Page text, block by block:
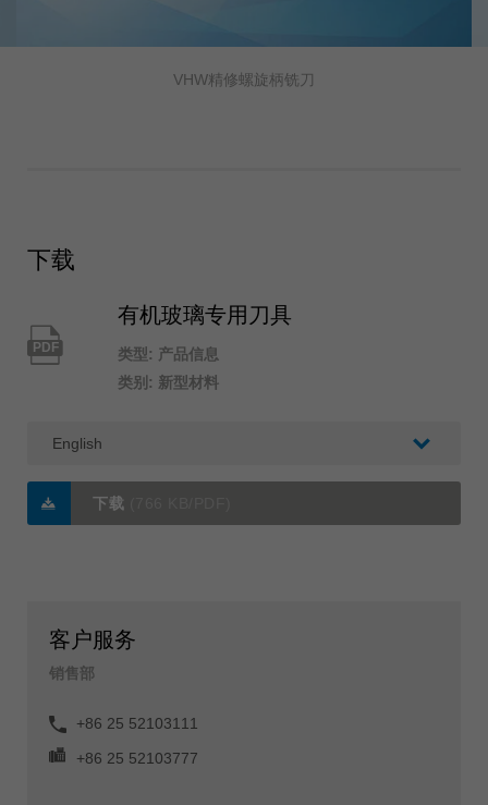
VHW精修螺旋柄铣刀
下载
PDF
有机玻璃专用刀具
类型: 产品信息
类别: 新型材料
下载
客户服务
销售部
+86 25 52103111
+86 25 52103777